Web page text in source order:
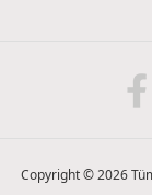
Copyright © 2026